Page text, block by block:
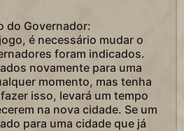
do Governador:
é necessário mudar o
foram indicados.
novamente para uma
momento, mas tenha
isso, levará um tempo
na nova cidade. Se um
para uma cidade que já